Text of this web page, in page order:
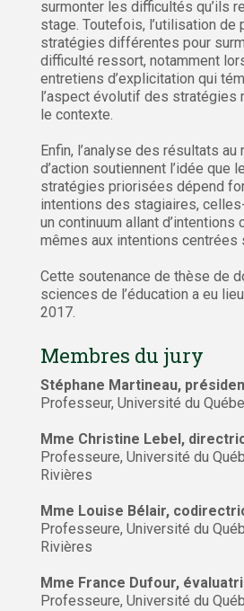
surmonter les difficultés qu’ils
stage. Toutefois, l’utilisation de
stratégies différentes pour
difficulté ressort, notamment
entretiens d’explicitation qui
l’aspect évolutif des
le contexte.
Enfin, l’analyse des résultats
d’action soutiennent l’idée que
stratégies priorisées dépend
intentions des stagiaires,
un continuum allant d’intentions
mêmes aux intentions centrées
Cette soutenance de thèse de
sciences de l’éducation a eu
2017.
Membres du jury
Stéphane Martineau,
Professeur, Université du
Mme Christine Lebel,
Professeure, Université du
Rivières
Mme Louise Bélair,
Professeure, Université du
Rivières
Mme France Dufour,
Professeure, Université du